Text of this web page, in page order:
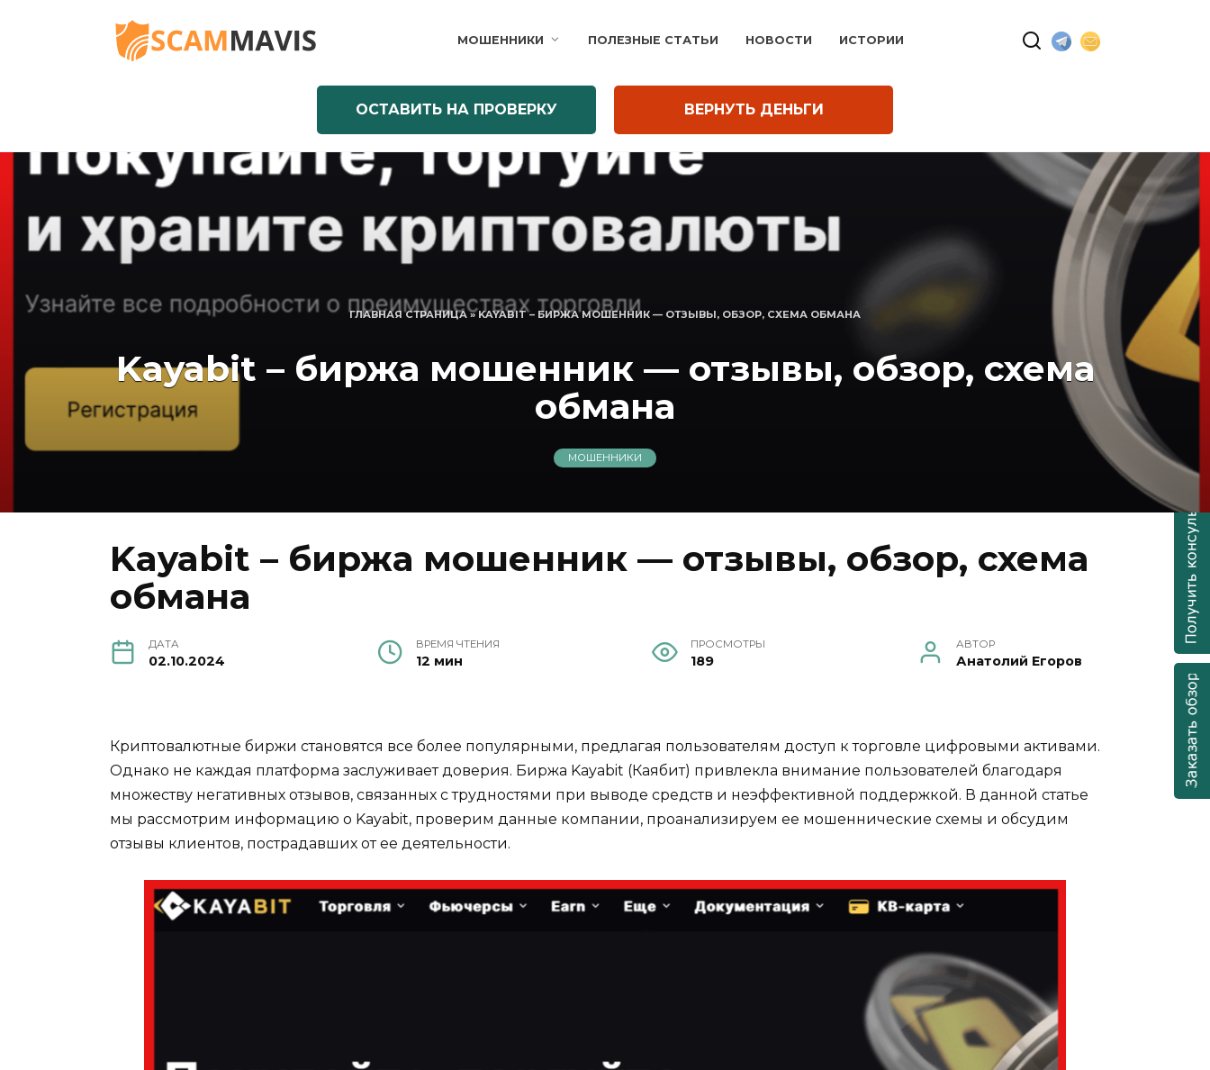
МОШЕННИКИ ПОЛЕЗНЫЕ СТАТЬИ НОВОСТИ ИСТОРИИ
ОСТАВИТЬ НА ПРОВЕРКУ ВЕРНУТЬ ДЕНЬГИ
ГЛАВНАЯ СТРАНИЦА»KAYABIT – БИРЖА МОШЕННИК — ОТЗЫВЫ, ОБЗОР, СХЕМА ОБМАНА
Kayabit – биржа мошенник — отзывы, обзор, схема
обмана
МОШЕННИКИ
Kayabit – биржа мошенник — отзывы, обзор, схема
обмана
ДАТА
02.10.2024
ВРЕМЯ ЧТЕНИЯ
12 мин
ПРОСМОТРЫ
189
АВТОР
Анатолий Егоров
Криптовалютные биржи становятся все более популярными, предлагая пользователям доступ к торговле цифровыми активами.
Однако не каждая платформа заслуживает доверия. Биржа Kayabit (Каябит) привлекла внимание пользователей благодаря
множеству негативных отзывов, связанных с трудностями при выводе средств и неэффективной поддержкой. В данной статье
мы рассмотрим информацию о Kayabit, проверим данные компании, проанализируем ее мошеннические схемы и обсудим
отзывы клиентов, пострадавших от ее деятельности.